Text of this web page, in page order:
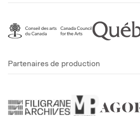
Partenaires de production